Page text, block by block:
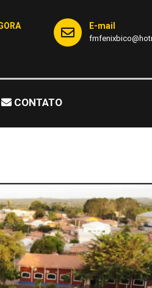
E-mail
CONTATO